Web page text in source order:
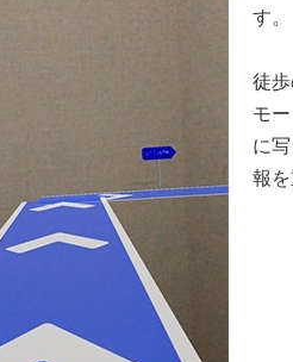
す。
徒
モ
に
報